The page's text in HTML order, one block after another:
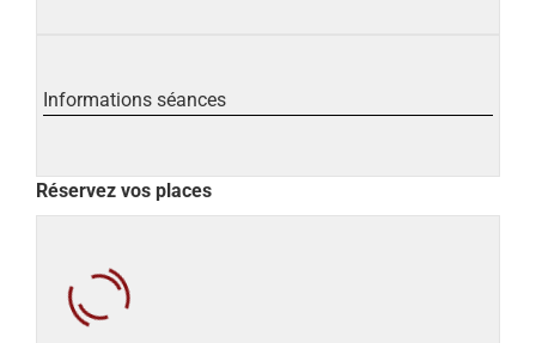
Informations séances
Réservez vos places